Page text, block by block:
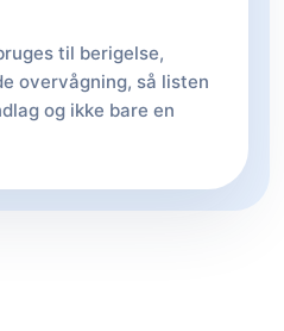
til berigelse,
overvågning, så listen
og ikke bare en